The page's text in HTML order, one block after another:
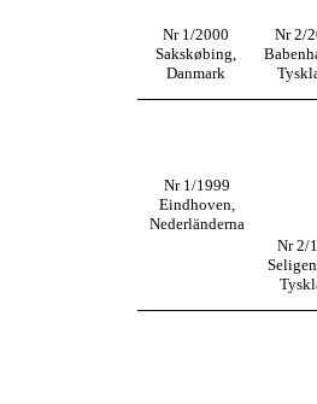
Nr 1/2000
Sakskøbing,
Danmark
Nr 2/
Nr 1/1999
Eindhoven,
Nederländerna
Nr 2/